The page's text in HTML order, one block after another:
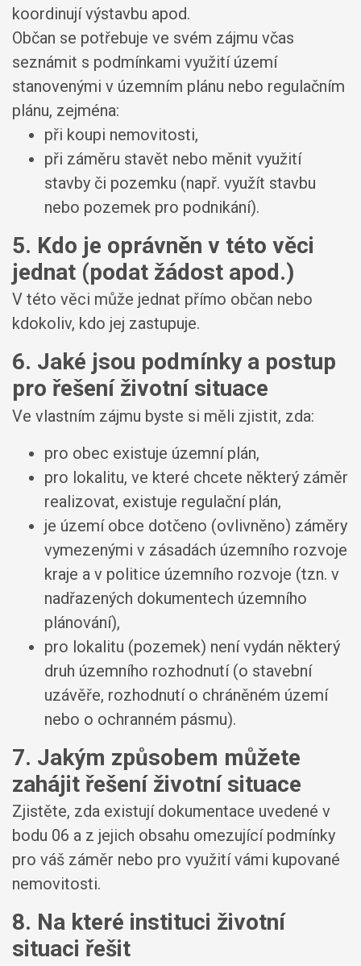
koordinují výstavbu apod.
Občan se potřebuje ve svém zájmu včas
seznámit s podmínkami využití území
stanovenými v územním plánu nebo regulačním
plánu, zejména:
při koupi nemovitosti,
při záměru stavět nebo měnit využití
stavby či pozemku (např. využít stavbu
nebo pozemek pro podnikání).
5. Kdo je oprávněn v této věci
jednat (podat žádost apod.)
V této věci může jednat přímo občan nebo
kdokoliv, kdo jej zastupuje.
6. Jaké jsou podmínky a postup
pro řešení životní situace
Ve vlastním zájmu byste si měli zjistit, zda:
pro obec existuje územní plán,
pro lokalitu, ve které chcete některý záměr
realizovat, existuje regulační plán,
je území obce dotčeno (ovlivněno) záměry
vymezenými v zásadách územního rozvoje
kraje a v politice územního rozvoje (tzn. v
nadřazených dokumentech územního
plánování),
pro lokalitu (pozemek) není vydán některý
druh územního rozhodnutí (o stavební
uzávěře, rozhodnutí o chráněném území
nebo o ochranném pásmu).
7. Jakým způsobem můžete
zahájit řešení životní situace
Zjistěte, zda existují dokumentace uvedené v
bodu 06 a z jejich obsahu omezující podmínky
pro váš záměr nebo pro využití vámi kupované
nemovitosti.
8. Na které instituci životní
situaci řešit